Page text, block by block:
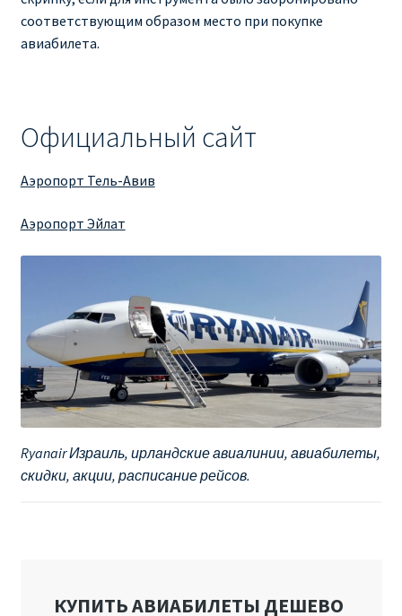
соответствующим образом место при покупке
авиабилета.
Официальный сайт
Аэропорт Тель-Авив
Аэропорт Эйлат
Ryanair Израиль, ирландские авиалинии, авиабилеты,
скидки, акции, расписание рейсов.